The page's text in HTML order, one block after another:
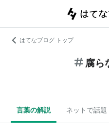
はてなブログ トップ
腐ら
言葉の解説 ネットで話題